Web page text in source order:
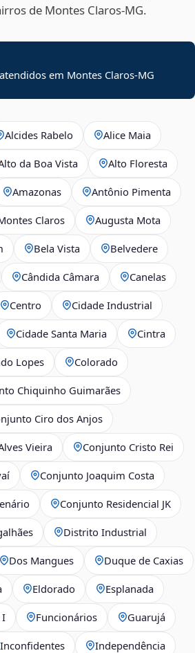
de Montes Claros‑MG.
em Montes Claros-MG
Alcides Rabelo Alice Maia
da Boa Vista Alto Floresta
Amazonas Antônio Pimenta
Claros Augusta Mota
Bela Vista Belvedere
Cândida Câmara Canelas
Centro Cidade Industrial
Cidade Santa Maria Cintra
Lopes Colorado
Chiquinho Guimarães
Ciro dos Anjos
Vieira Conjunto Cristo Rei
Conjunto Joaquim Costa
Conjunto Residencial JK
Distrito Industrial
Dos Mangues Duque de Caxias
Eldorado Esplanada
I Funcionários Guarujá
Inconfidentes Independência